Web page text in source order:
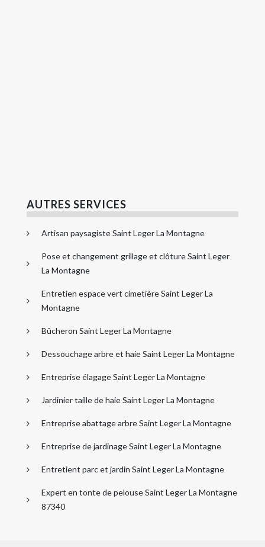
AUTRES SERVICES
Artisan paysagiste Saint Leger La Montagne
Pose et changement grillage et clôture Saint Leger
La Montagne
Entretien espace vert cimetière Saint Leger La
Montagne
Bûcheron Saint Leger La Montagne
Dessouchage arbre et haie Saint Leger La Montagne
Entreprise élagage Saint Leger La Montagne
Jardinier taille de haie Saint Leger La Montagne
Entreprise abattage arbre Saint Leger La Montagne
Entreprise de jardinage Saint Leger La Montagne
Entretient parc et jardin Saint Leger La Montagne
Expert en tonte de pelouse Saint Leger La Montagne
87340